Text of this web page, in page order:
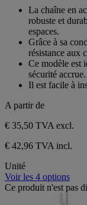
étoiles.
La chaîne en
robuste et
espaces.
Grâce à sa
résistance aux
Ce modèle est
sécurité accrue.
Il est facile à
A partir de
€ 35,50 TVA excl.
€ 42,96 TVA incl.
Unité
Voir les 4 options
Ce produit n'est pas